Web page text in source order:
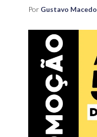
Por Gustavo Macedo